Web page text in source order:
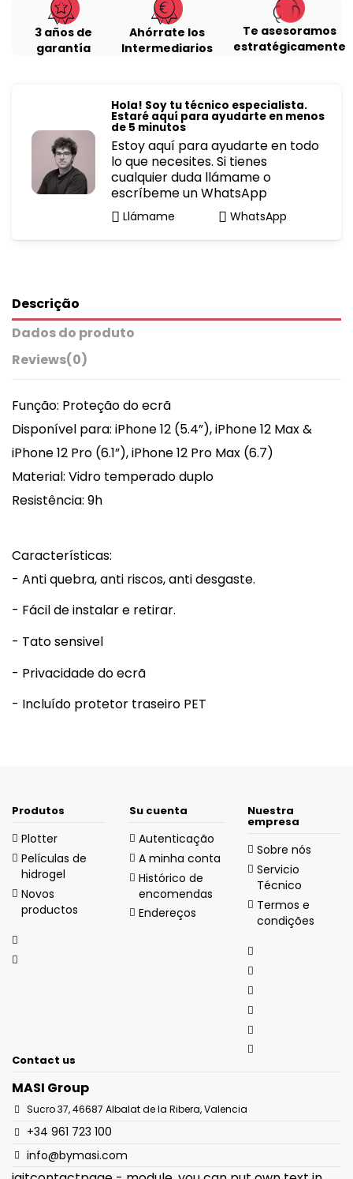
3 años de
garantía
Ahórrate los
Intermediarios
Te asesoramos
estratégicamente
Hola! Soy tu técnico especialista.
Estaré aquí para ayudarte en menos
de 5 minutos
Estoy aquí para ayudarte en todo
lo que necesites. Si tienes
cualquier duda llámame o
escríbeme un WhatsApp
Llámame WhatsApp
Descrição
Dados do produto
Reviews(0)
Função: Proteção do ecrã
Disponível para: iPhone 12 (5.4”), iPhone 12 Max &
iPhone 12 Pro (6.1”), iPhone 12 Pro Max (6.7)
Material: Vidro temperado duplo
Resistência: 9h
Características:
- Anti quebra, anti riscos, anti desgaste.
- Fácil de instalar e retirar.
- Tato sensivel
- Privacidade do ecrã
- Incluído protetor traseiro PET
Produtos
Plotter
Películas de
hidrogel
Novos
productos
Su cuenta
Autenticação
A minha conta
Histórico de
encomendas
Endereços
Nuestra
empresa
Sobre nós
Servicio
Técnico
Termos e
condições
Contact us
MASI Group
Sucro 37, 46687 Albalat de la Ribera, Valencia
+34 961 723 100
info@bymasi.com